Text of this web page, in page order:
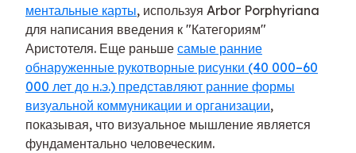
ментальные карты, используя Arbor Porphyriana
для написания введения к "Категориям"
Аристотеля. Еще раньше самые ранние
обнаруженные рукотворные рисунки (40 000–60
000 лет до н.э.) представляют ранние формы
визуальной коммуникации и организации,
показывая, что визуальное мышление является
фундаментально человеческим.